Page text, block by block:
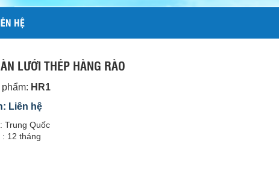
HỆ
LƯỚI THÉP HÀNG RÀO
HR1
Liên hệ
Trung Quốc
: 12 tháng